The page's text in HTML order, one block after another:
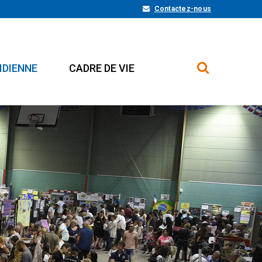
Contactez-nous
CADRE DE VIE